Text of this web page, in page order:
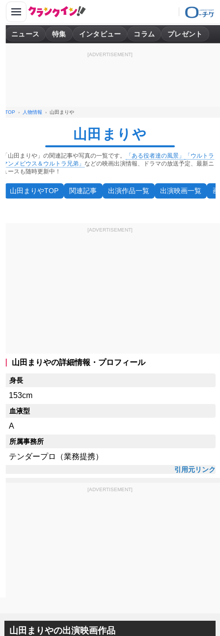
ニュース 特集 インタビュー コラム プレゼント
[ADVERTISEMENT]
TOP 人物情報 山田まりや
山田まりや
「山田まりや」の関連記事や写真の一覧です。 「ある役者達の風景」
「ウルトラ
マンメビウス＆ウルトラ兄弟」 などの映画出演情報、ドラマの放送予定、最新ニ
ュースも随時更新中！
山田まりやTOP 関連記事 出演作品一覧 出演映画一覧
[ADVERTISEMENT]
山田まりやの詳細情報・プロフィール
身長
153cm
血液型
A
所属事務所
テンダープロ（業務提携）
引用元リンク
[ADVERTISEMENT]
山田まりやの出演映画作品